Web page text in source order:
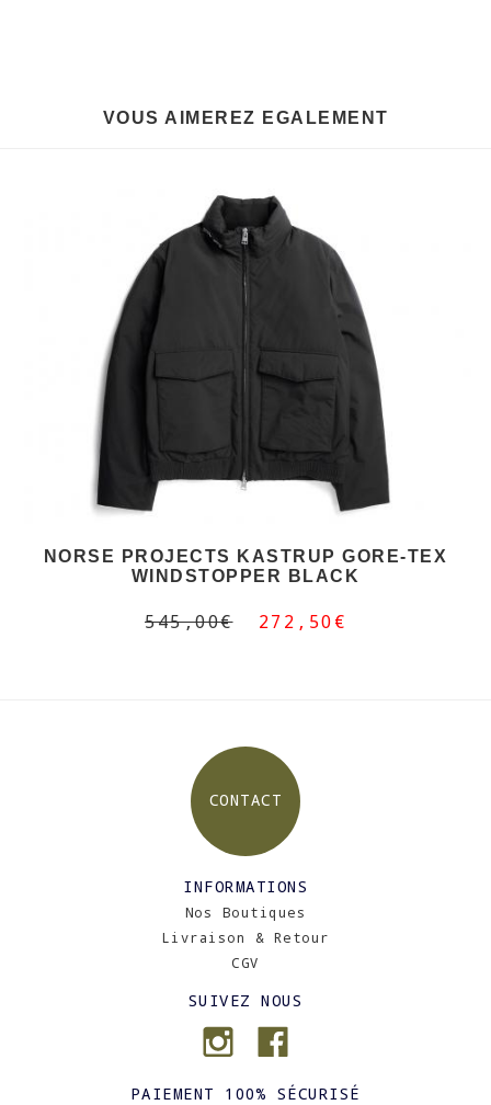
VOUS AIMEREZ EGALEMENT
NORSE PROJECTS KASTRUP GORE-TEX
WINDSTOPPER BLACK
545,00€ 272,50€
CONTACT
INFORMATIONS
Nos Boutiques
Livraison & Retour
CGV
SUIVEZ NOUS
PAIEMENT 100% SÉCURISÉ